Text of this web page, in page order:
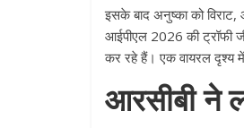
इसके बाद अनुष्का को
आईपीएल 2026 की ट्रॉफी
कर रहे हैं। एक वायरल दृश्य
आरसीबी ने